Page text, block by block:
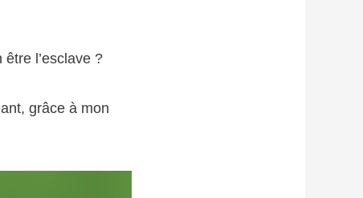
l’esclave ?
grâce à mon